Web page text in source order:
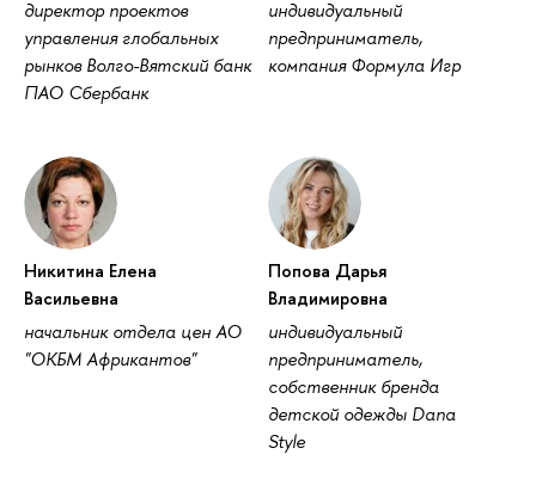
директор проекто
управления глобальных
рынков Волго-Вятский банк
ПАО Сбербанк
индивидуальный
предприниматель,
компания Формула Игр
Никитина Елена
асильевна
начальник отдела цен АО
"ОКБМ Африкантов"
Попова Дарья
ладимировна
индивидуальный
предприниматель,
собственник бренда
детской одежды Dana
Style